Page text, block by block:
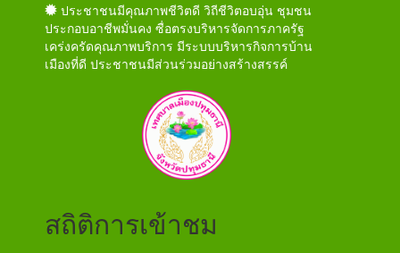
ประชาชนมีคุณภาพชีวิตดี วิถีชีวิตอบอุ่น ชุมชน
ประกอบอาชีพมั่นคง ซื่อตรงบริหารจัดการภาครัฐ
เคร่งครัดคุณภาพบริการ มีระบบบริหารกิจการบ้าน
เมืองที่ดี ประชาชนมีส่วนร่วมอย่างสร้างสรรค์
สถิติการเข้าชม